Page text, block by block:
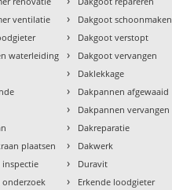
ventilatie
waterleiding
plaatsen
inspectie
onderzoek
› Dakgoot schoonmaken
› Dakgoot verstopt
› Dakgoot vervangen
› Daklekkage
› Dakpannen afgewaaid
› Dakpannen vervangen
› Dakreparatie
› Dakwerk
› Duravit
› Erkende loodgieter